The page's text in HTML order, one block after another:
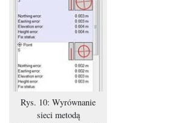
Rys. 10: Wyrównanie
sieci metodą